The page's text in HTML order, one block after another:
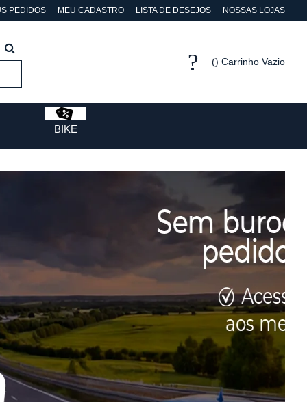
PEDIDOS MEU CADASTRO LISTA DE DESEJOS NOSSAS LOJAS
Carrinho Vazio
BIKE